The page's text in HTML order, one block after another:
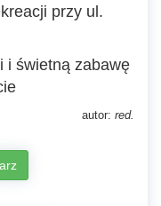
przy ul.
i świetną zabawę
autor: red.